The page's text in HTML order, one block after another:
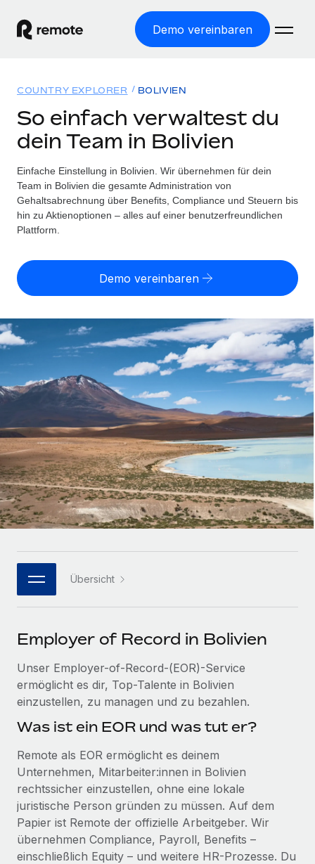
Demo vereinbaren
WELTWEITE BESCHÄFTIGUNG
Globale Payroll
Einfache, rechtssicher Payroll
Employer of Record
Weltweites Wachstum ohne Kosten für Niederlassungen
Contractor of Record
Rechtssichere, weltweite Arbeit mit Freelancer:innen
Globales Onboarding und Verwalten von
Freelancer:innen
Auslagern von komplexen HR-Aufgaben
INFRASTRUKTUR
Remote Embedded
Nahtlose Integration der HR in bestehende Abläufe
Plattform
Integrierte HR-Kernfunktionen für dein Team
MCP
Integrationen
Tools
DIENSTLEISTUNGEN
Frag unsere Expert:innen
Hilfe von Expert:innen für globale HR & Compliance
Background-Checks
Einfacheres Bewerber:innen-Screening
Compliance Watchtower
Lückenlose Compliance
Geräteverwaltung
Lösungen
WELTWEITE ABDECKUNG
Country Explorer
Länderspezifische Unterstützung bei der Einstellung
Einfache Einstellung in allen US-Bundesstaaten
WACHSTUMSPHASE
Startups
Agile HR- und Payroll-Lösungen für wachsende
Unternehmen
Mittelstand
Maßgeschneiderte HR-Lösungen, um Teams zu
vergrößern
Enterprise
Globale HR für Konzerne und Großunternehmen
PARTNER WERDEN
Flexible Einbettung von Global-HR-Funktionen in deine
Partner werden
Entdecke die Möglichkeiten einer Partnerschaft
Remote Build
Demnächst verfügbar
FALLSTUDIEN
So hat der KI-Vorreiter Weaviate sein Team mit
Remote um 120 % vergrößert
Weaviate auf einen Blick Weaviate entwickelt KI-basierte
Open-Source-Infrastrukturen. Das...
Ressourcen
TOOLS UND RECHNER
Scheinselbstständigkeitsrisiko berechnen
Personalkostenrechner
Gesamtbeschäftigungskosten
Honorarzahlungen berechnen
Informationen zu möglichen Währungen und
Abwicklungsfristen für globale Freelancer:innen
LERNEN MIT REMOTE
Forschung und Leitfäden
Fallstudien
HR-Glossar
Bibliothek für Stellenbeschreibungen
Webinare
Events
Newsroom
Informationen zu Gehältern und Qualifikationen
Insights Center
Hol dir Unterstützung
Alle Ressourcen anzeigen
BLOG
Globale Payroll
Preise
Nederlands
Français
Español
Italiano
Português (Portugal)
한국어
Anmelden
COUNTRY EXPLORER BOLIVIEN
So einfach verwaltest du
dein Team in Bolivien
Einfache Einstellung in Bolivien. Wir übernehmen für dein
Team in Bolivien die gesamte Administration von
Gehaltsabrechnung über Benefits, Compliance und Steuern bis
hin zu Aktienoptionen – alles auf einer benutzerfreundlichen
Plattform.
Demo vereinbaren
Übersicht
Employer of Record in Bolivien
Unser Employer-of-Record-(EOR)-Service
ermöglicht es dir, Top-Talente in Bolivien
einzustellen, zu managen und zu bezahlen.
Was ist ein EOR und was tut er?
Remote als EOR ermöglicht es deinem
Unternehmen, Mitarbeiter:innen in Bolivien
rechtssicher einzustellen, ohne eine lokale
juristische Person gründen zu müssen. Auf dem
Papier ist Remote der offizielle Arbeitgeber. Wir
übernehmen Compliance, Payroll, Benefits –
einschließlich Equity – und weitere HR-Prozesse. Du